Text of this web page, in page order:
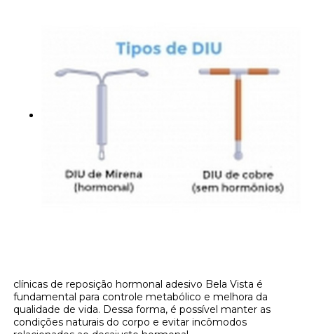
clínicas de reposição hormonal adesivo Bela Vista é
fundamental para controle metabólico e melhora da
qualidade de vida. Dessa forma, é possível manter as
condições naturais do corpo e evitar incômodos